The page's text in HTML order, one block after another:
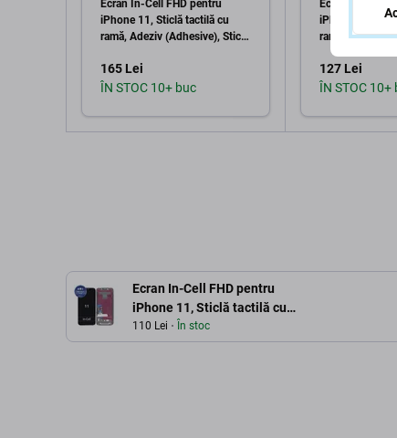
Ecran In-Cell FHD pentru
iPhone 11, Sticlă tactilă cu
ramă, Adeziv (Adhesive), Sticlă
165 Lei
ÎN STOC 10+ buc
Ecran In-Cell
iPhone 11,
ramă, Adeziv
temperată, Unelte
127 Lei
ÎN STOC 10+
Ecran In-Cell FHD pentru
iPhone 11, Sticlă tactilă cu
ramă, FixPremium
110 Lei În stoc